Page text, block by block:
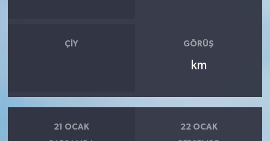
ÇIY GÖRÜŞ
km
21 OCAK 22 OCAK